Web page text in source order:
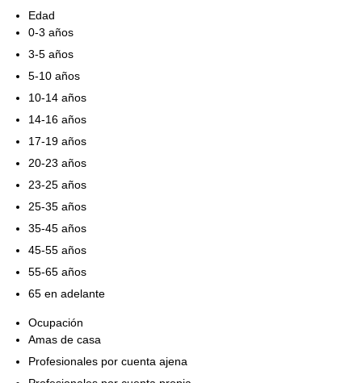
Edad
0-3 años
3-5 años
5-10 años
10-14 años
14-16 años
17-19 años
20-23 años
23-25 años
25-35 años
35-45 años
45-55 años
55-65 años
65 en adelante
Ocupación
Amas de casa
Profesionales por cuenta ajena